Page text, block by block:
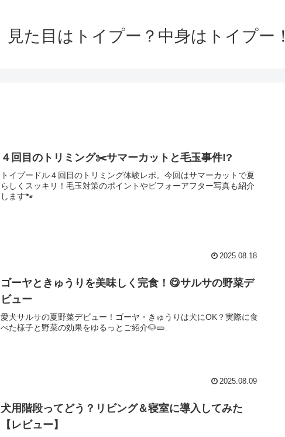
見た目はトイプー？中身はトイプー！
４回目のトリミング✂️サマーカットと毛玉事件!?
トイプードル４回目のトリミング体験レポ。今回はサマーカットで夏
らしくスッキリ！毛玉対策のポイントやビフォーアフター写真も紹介
します🐾
2025.08.18
ゴーヤときゅうりを美味しく完食！😋サルサの野菜デ
ビュー
愛犬サルサの夏野菜デビュー！ゴーヤ・きゅうりは犬にOK？実際に食
べた様子と野菜の効果をゆるっとご紹介🐶🥒
2025.08.09
犬用階段ってどう？リビング＆寝室に導入してみた
【レビュー】